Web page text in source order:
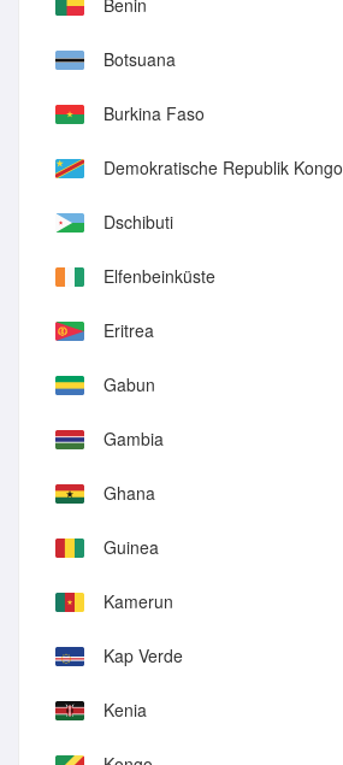
Benin
Botsuana
Burkina Faso
Demokratische Republik Kongo
Dschibuti
Elfenbeinküste
Eritrea
Gabun
Gambia
Ghana
Guinea
Kamerun
Kap Verde
Kenia